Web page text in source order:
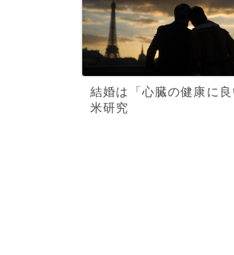
結婚は「心臓の健康に良
米研究